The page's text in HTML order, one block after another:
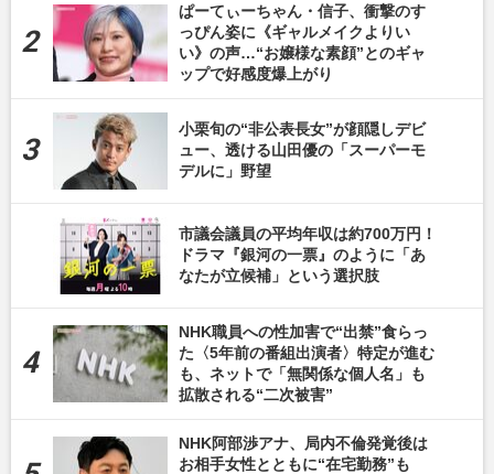
ぱーてぃーちゃん・信子、衝撃のす
っぴん姿に《ギャルメイクよりい
い》の声…“お嬢様な素顔”とのギャ
ップで好感度爆上がり
小栗旬の“非公表長女”が顔隠しデビ
ュー、透ける山田優の「スーパーモ
デルに」野望
市議会議員の平均年収は約700万円！
ドラマ『銀河の一票』のように「あ
なたが立候補」という選択肢
NHK職員への性加害で“出禁”食らっ
た〈5年前の番組出演者〉特定が進む
も、ネットで「無関係な個人名」も
拡散される“二次被害”
NHK阿部渉アナ、局内不倫発覚後は
お相手女性とともに“在宅勤務”も